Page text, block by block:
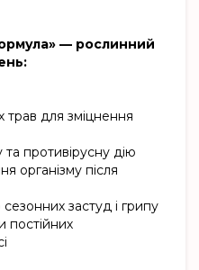
— рослинний
трав для зміцнення
противірусну дію
організму після
застуд і грипу
постійних